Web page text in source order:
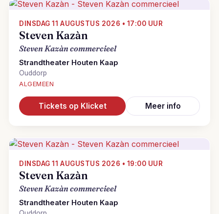
DINSDAG 11 AUGUSTUS 2026 • 17:00 UUR
Steven Kazàn
Steven Kazàn commercieel
Strandtheater Houten Kaap
Ouddorp
ALGEMEEN
Tickets op Klicket Meer info
DINSDAG 11 AUGUSTUS 2026 • 19:00 UUR
Steven Kazàn
Steven Kazàn commercieel
Strandtheater Houten Kaap